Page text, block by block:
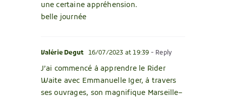
une certaine appréhension.
belle journée
Valérie Degut 16/07/2023 at 19:39 - Reply
J’ai commencé à apprendre le Rider
Waite avec Emmanuelle Iger, à travers
ses ouvrages, son magnifique Marseille–